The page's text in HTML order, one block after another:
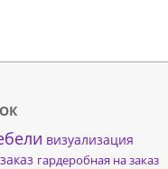
визуализация
гардеробная на заказ